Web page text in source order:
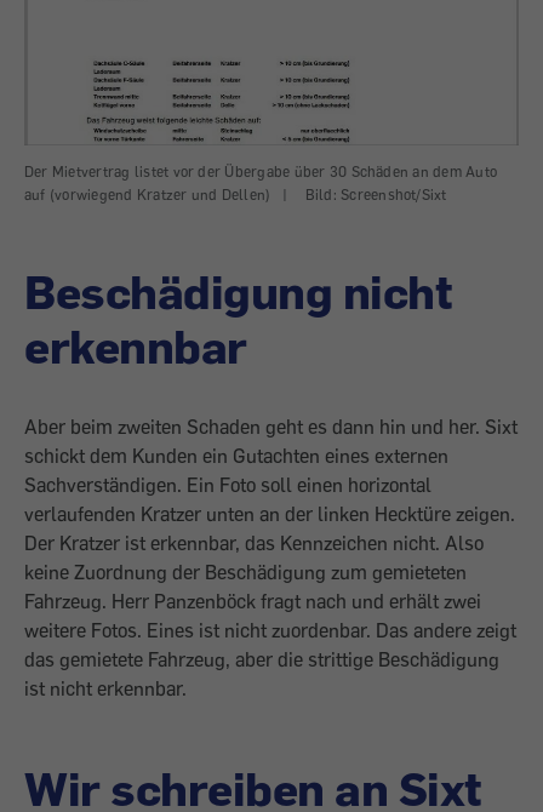
Der Mietvertrag listet vor der Übergabe über 30 Schäden an dem Auto
auf (vorwiegend Kratzer und Dellen)
| Bild: Screenshot/Sixt
Beschädigung nicht
erkennbar
Aber beim zweiten Schaden geht es dann hin und her. Sixt
schickt dem Kunden ein Gutachten eines externen
Sachverständigen. Ein Foto soll einen horizontal
verlaufenden Kratzer unten an der linken Hecktüre zeigen.
Der Kratzer ist erkennbar, das Kennzeichen nicht. Also
keine Zuordnung der Beschädigung zum gemieteten
Fahrzeug. Herr Panzenböck fragt nach und erhält zwei
weitere Fotos. Eines ist nicht zuordenbar. Das andere zeigt
das gemietete Fahrzeug, aber die strittige Beschädigung
ist nicht erkennbar.
Wir schreiben an Sixt